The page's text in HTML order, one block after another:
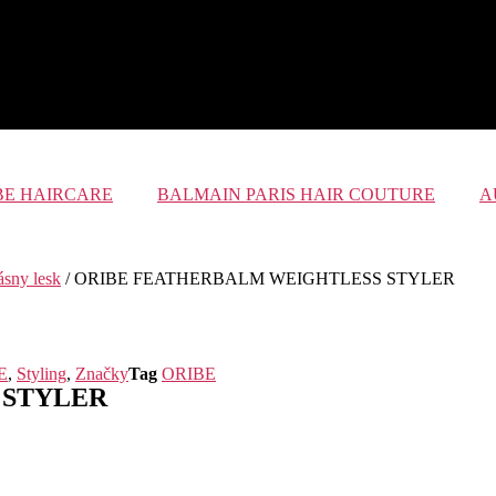
HAIRCARE BALMAIN PARIS HAIR COUTURE
lesk / ORIBE FEATHERBALM WEIGHTLESS STYLER
, Styling, ZnačkyTag ORIBE